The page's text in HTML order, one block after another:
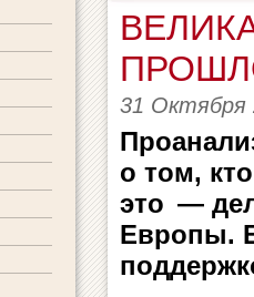
31 Октября
о том,
это —
Европы.